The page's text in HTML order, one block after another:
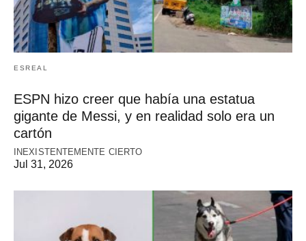
ESREAL
ESPN hizo creer que había una estatua
gigante de Messi, y en realidad solo era un
cartón
INEXISTENTEMENTE CIERTO
Jul 31, 2026